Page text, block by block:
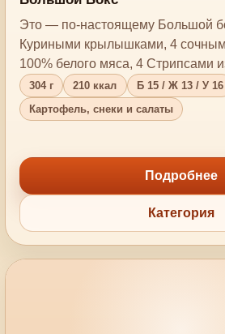
Это — по-настоящему Большой
Куриными крылышками, 4
100% белого мяса, 4 Стрипсами
304 г 210 ккал
Б 15 / Ж 13 / У 16
Картофель, снеки и салаты
Подробнее
Категория